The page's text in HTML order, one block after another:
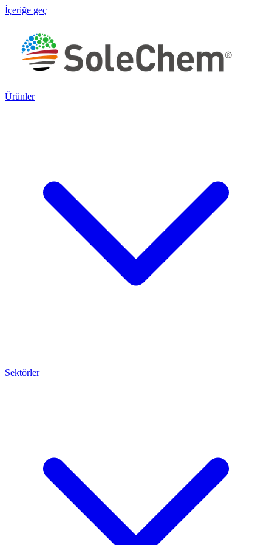
İçeriğe geç
Ürünler
Sektörler